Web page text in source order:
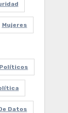
Mujeres
Datos